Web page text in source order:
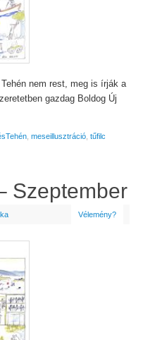
nem rest, meg is írják a
gazdag Boldog Új
, meseillusztráció, tűfilc
Szeptember
Vélemény?